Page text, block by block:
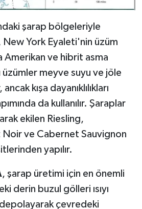
şarap bölgeleriyle
New York Eyaleti'nin üzüm
Amerikan ve hibrit asma
meyve suyu ve jöle
ancak kışa dayanıklılıkları
da kullanılır. Şaraplar
ekilen Riesling,
Noir ve Cabernet Sauvignon
yapılır.
, şarap üretimi için en önemli
derin buzul gölleri ısıyı
depolayarak çevredeki